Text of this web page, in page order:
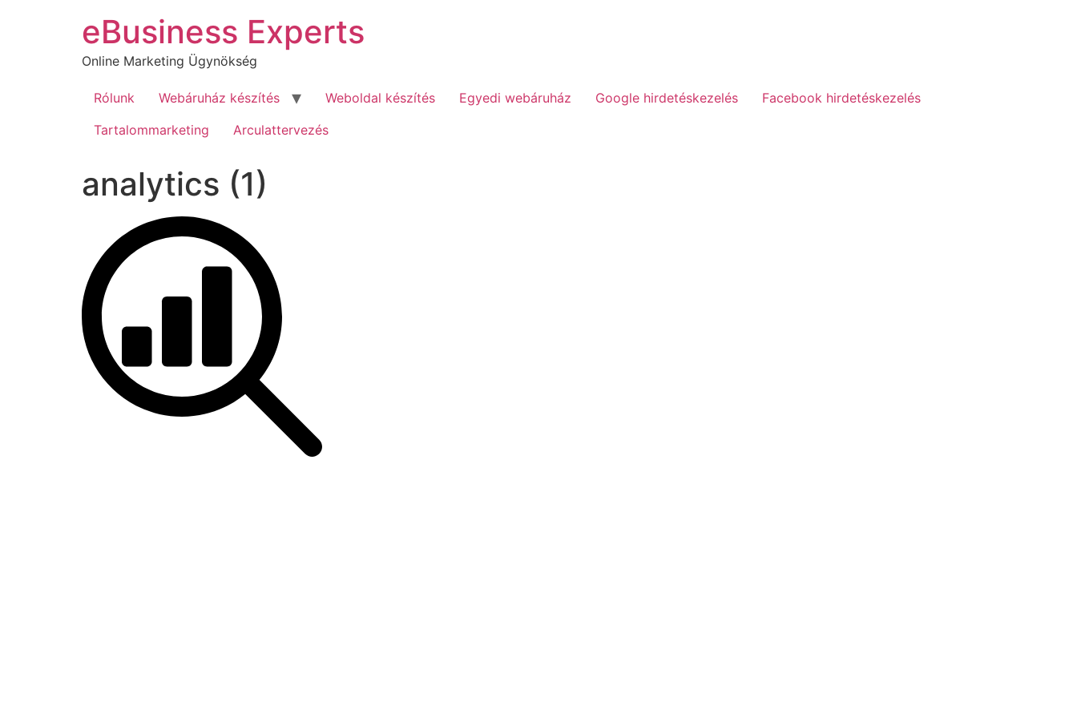
eBusiness Experts
Online Marketing Ügynökség
Rólunk Webáruház készítés Weboldal készítés Egyedi webáruház Google hirdetéskezelés
Facebook hirdetéskezelés
Tartalommarketing
Arculattervezés
analytics (1)